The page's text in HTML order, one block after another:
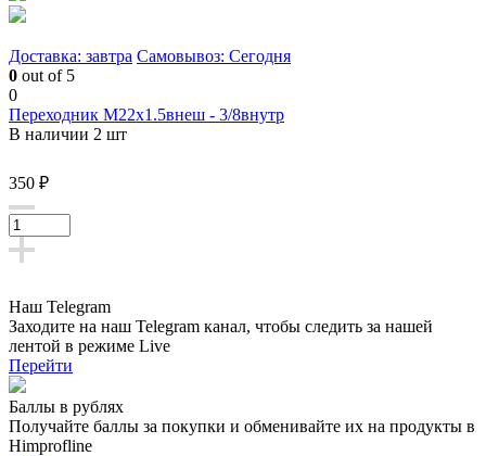
Доставка: завтра Самовывоз: Сегодня
0 out of 5
0
Переходник М22х1.5внеш - 3/8внутр
В наличии 2 шт
350 ₽
Наш Telegram
Заходите на наш Telegram канал, чтобы следить за нашей
лентой в режиме Live
Перейти
Баллы в рублях
Получайте баллы за покупки и обменивайте их на продукты в
Himprofline